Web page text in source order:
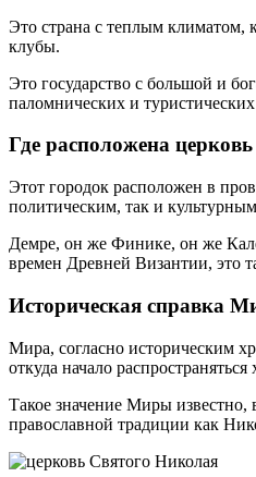
Это страна с теплым климатом,
клубы.
Это государство с большой и
паломнических и
Где расположена
Этот городок расположен в
политическим, так и
Демре, он же Финике, он же
времен Древней Византии, это
Историческая справка
Мира, согласно историческим
откуда начало распространяться
Такое значение Миры известно,
православной традиции как